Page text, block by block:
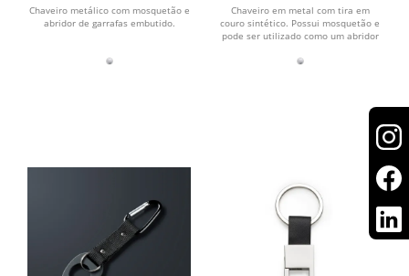
Chaveiro metálico com mosquetão e
abridor de garrafas embutido.
Chaveiro em metal com tira em
couro sintético. Possui mosquetão e
pode ser utilizado como um abridor